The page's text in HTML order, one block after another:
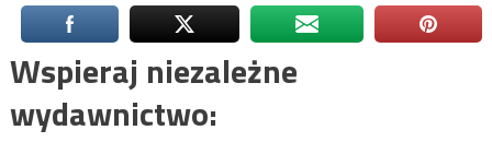
Wspieraj niezależne
wydawnictwo: